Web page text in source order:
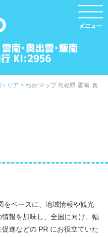
南･奥出雲･飯南
行 KI:2956
リア > わお!マップ 島根県 雲南･奥
をベースに、地域情報や観光
報を加味し、全国に向け、幅
進などの PR にお役立ていた